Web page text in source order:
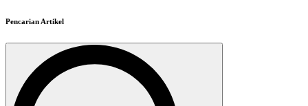
Pencarian Artikel